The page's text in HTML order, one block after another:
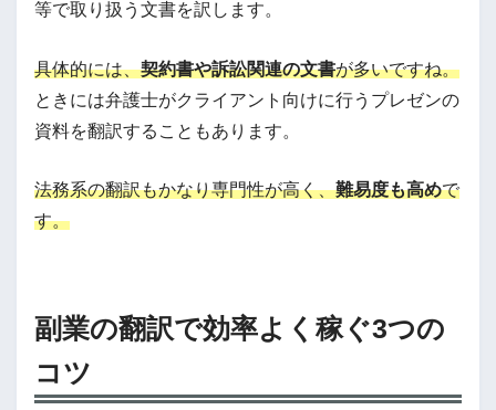
等で取り扱う文書を訳します。
具体的には、契約書や訴訟関連の文書が多いですね。
ときには弁護士がクライアント向けに行うプレゼンの
資料を翻訳することもあります。
法務系の翻訳もかなり専門性が高く、難易度も高めで
す。
副業の翻訳で効率よく稼ぐ3つの
コツ